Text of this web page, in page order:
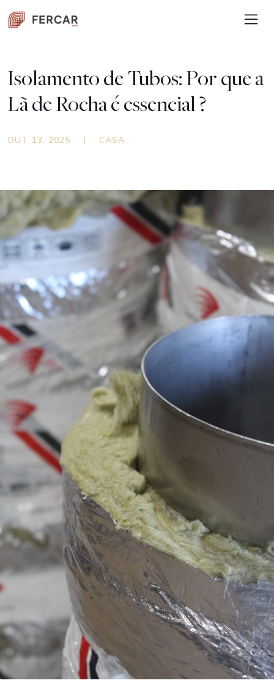
Isolamento de Tubos: Por que a
Lã de Rocha é essencial ?
OUT 13, 2025 | CASA